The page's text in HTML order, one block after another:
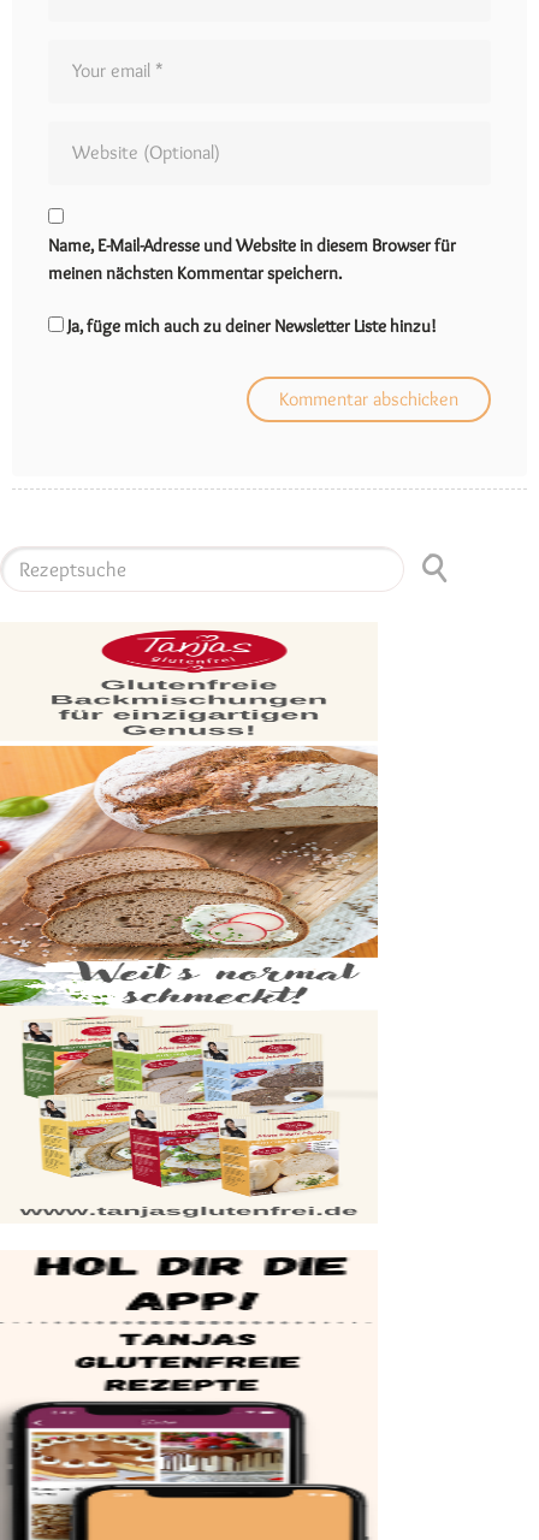
Name, E-Mail-Adresse und Website in diesem Browser für
meinen nächsten Kommentar speichern.
Ja, füge mich auch zu deiner Newsletter Liste hinzu!